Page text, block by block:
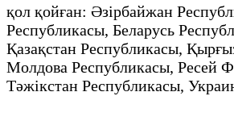
қол қойған: Әзірбайжан
Республикасы, Беларусь
Қазақстан Республикасы,
Молдова Республикасы, Ресей
Тәжікстан Республикасы,